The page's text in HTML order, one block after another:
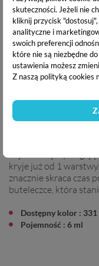
skuteczności. Jeżeli nie
kliknij przycisk
analityczne i
swoich preferencji
które nie są niezbędne
ustawienia możesz
Z naszą polityką cookies
Angel 6 ml
19,49 zł
OPIS PRODUKTU
cudownych stylizacji.
kryje już od 1
znacznie skraca czas
buteleczce, która
Dostępny kolor : 331
Pojemność : 6 ml